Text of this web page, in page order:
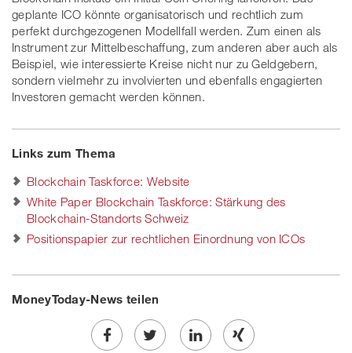
geplante ICO könnte organisatorisch und rechtlich zum
perfekt durchgezogenen Modellfall werden. Zum einen als
Instrument zur Mittelbeschaffung, zum anderen aber auch als
Beispiel, wie interessierte Kreise nicht nur zu Geldgebern,
sondern vielmehr zu involvierten und ebenfalls engagierten
Investoren gemacht werden können.
Links zum Thema
Blockchain Taskforce: Website
White Paper Blockchain Taskforce: Stärkung des
Blockchain-Standorts Schweiz
Positionspapier zur rechtlichen Einordnung von ICOs
MoneyToday-News teilen